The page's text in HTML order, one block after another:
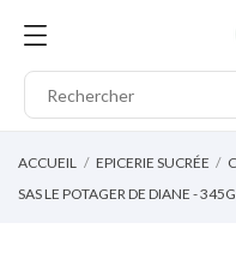
ACCUEIL EPICERIE SUCRÉE
SAS LE POTAGER DE DIANE - 345G